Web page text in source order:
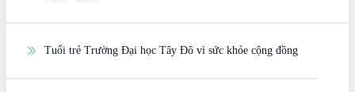
Tuổi trẻ Trường Đại học Tây Đô vì sức khỏe cộng đồng